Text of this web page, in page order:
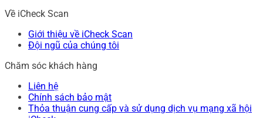
Về iCheck Scan
Giới thiệu về iCheck Scan
Đội ngũ của chúng tôi
Chăm sóc khách hàng
Liên hệ
Chính sách bảo mật
Thỏa thuận cung cấp và sử dụng dịch vụ mạng xã hội